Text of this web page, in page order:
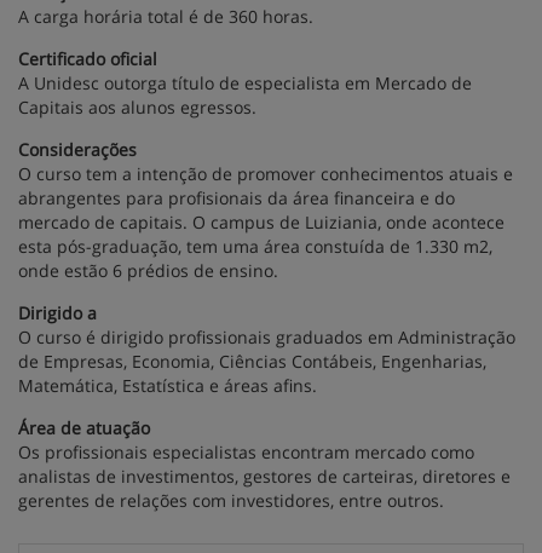
A carga horária total é de 360 horas.
Certificado oficial
A Unidesc outorga título de especialista em Mercado de
Capitais aos alunos egressos.
Considerações
O curso tem a intenção de promover conhecimentos atuais e
abrangentes para profisionais da área financeira e do
mercado de capitais. O campus de Luiziania, onde acontece
esta pós-graduação, tem uma área constuída de 1.330 m2,
onde estão 6 prédios de ensino.
Dirigido a
O curso é dirigido profissionais graduados em Administração
de Empresas, Economia, Ciências Contábeis, Engenharias,
Matemática, Estatística e áreas afins.
Área de atuação
Os profissionais especialistas encontram mercado como
analistas de investimentos, gestores de carteiras, diretores e
gerentes de relações com investidores, entre outros.